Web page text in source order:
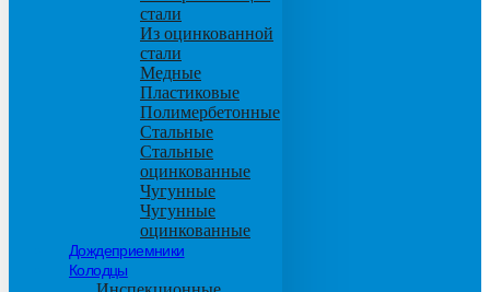
стали
Из оцинкованной
стали
Медные
Пластиковые
Полимербетонные
Стальные
Стальные
оцинкованные
Чугунные
Чугунные
оцинкованные
Дождеприемники
Колодцы